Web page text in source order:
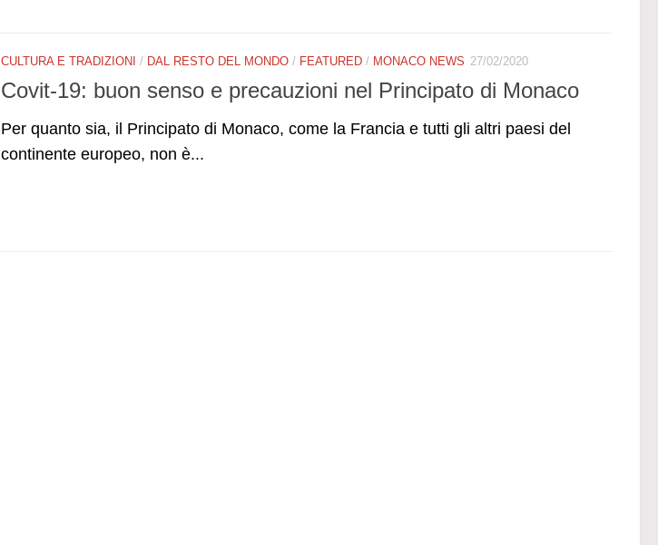
CULTURA E TRADIZIONI / DAL RESTO DEL MONDO / FEATURED / MONACO NEWS 27/02/2020
Covit-19: buon senso e precauzioni nel Principato di Monaco
Per quanto sia, il Principato di Monaco, come la Francia e tutti gli altri paesi del
continente europeo, non è...